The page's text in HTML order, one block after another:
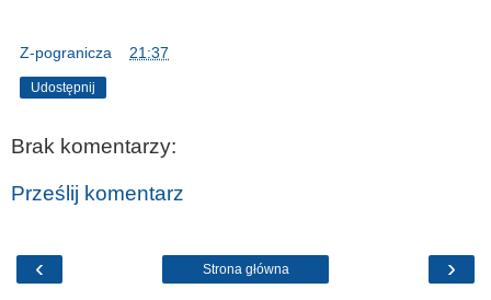
Z-pogranicza 21:37
Udostępnij
Brak komentarzy:
Prześlij komentarz
‹ ›
Strona główna